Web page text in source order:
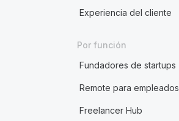
Experiencia del cliente
Por función
Fundadores de startups
Remote para empleados
Freelancer Hub